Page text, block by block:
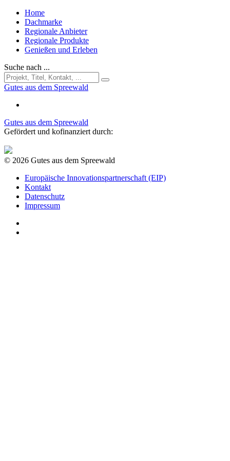
Home
Dachmarke
Regionale Anbieter
Regionale Produkte
Genießen und Erleben
Suche nach ...
Gutes aus dem Spreewald
Gutes aus dem Spreewald
Gefördert und kofinanziert durch:
© 2026 Gutes aus dem Spreewald
Europäische Innovationspartnerschaft (EIP)
Kontakt
Datenschutz
Impressum